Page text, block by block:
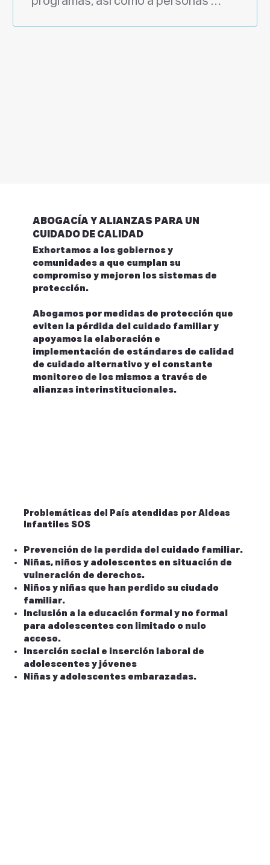
encuentran en contexto de
ABOGACÍA Y ALIANZAS PARA UN
CUIDADO DE CALIDAD
Exhortamos a los gobiernos y
comunidades a que cumplan su
compromiso y mejoren los sistemas de
protección.
Abogamos por medidas de protección que
eviten la pérdida del cuidado familiar y
apoyamos la elaboración e
implementación de estándares de calidad
de cuidado alternativo y el constante
monitoreo de los mismos a través de
alianzas interinstitucionales.
Problemáticas del País atendidas por Aldeas
Infantiles SOS
Prevención de la perdida del cuidado familiar.
Niñas, niños y adolescentes en situación de
vulneración de derechos.
Niños y niñas que han perdido su ciudado
familiar.
Inclusión a la educación formal y no formal
para adolescentes con limitado o nulo
acceso.
Inserción social e inserción laboral de
adolescentes y jóvenes
Niñas y adolescentes embarazadas.